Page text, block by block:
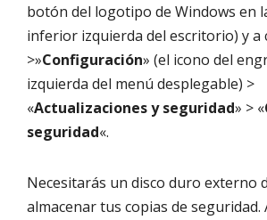
botón del logotipo de Windows en
inferior izquierda del escritorio) y a
>»Configuración» (el icono del
izquierda del menú desplegable) >
«Actualizaciones y seguridad» > «
seguridad«.
Necesitarás un disco duro externo
almacenar tus copias de seguridad.